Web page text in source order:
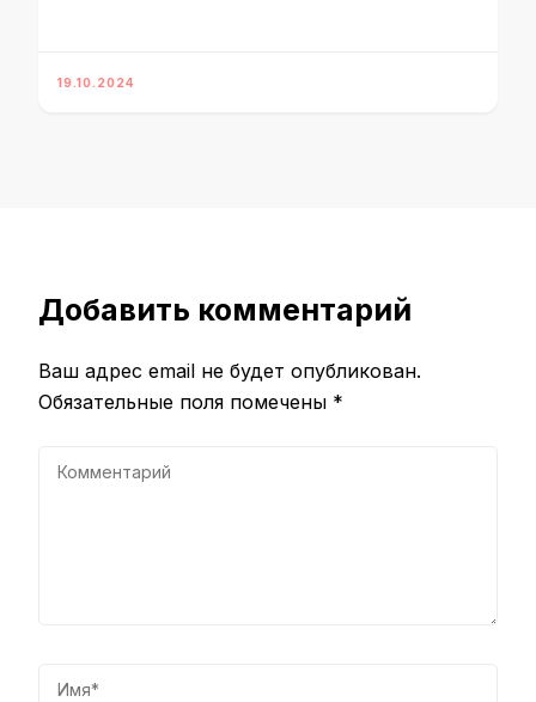
19.10.2024
Добавить комментарий
Ваш адрес email не будет опубликован.
Обязательные поля помечены *